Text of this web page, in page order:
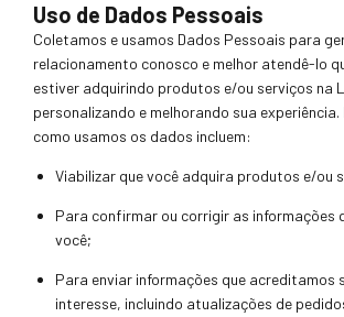
Uso de Dados Pessoais
Coletamos e usamos Dados Pessoais para
relacionamento conosco e melhor atendê-lo
estiver adquirindo produtos e/ou serviços na
personalizando e melhorando sua experiência.
como usamos os dados incluem:
Viabilizar que você adquira produtos e/ou
Para confirmar ou corrigir as informações
você;
Para enviar informações que acreditamos
interesse, incluindo atualizações de